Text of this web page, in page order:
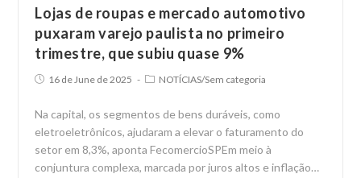
Lojas de roupas e mercado automotivo
puxaram varejo paulista no primeiro
trimestre, que subiu quase 9%
Post16 de June de 2025
PostNOTÍCIAS/Sem categoria
Na capital, os segmentos de bens duráveis, como
eletroeletrônicos, ajudaram a elevar o faturamento do
setor em 8,3%, aponta FecomercioSPEm meio à
conjuntura complexa, marcada por juros altos e inflação…